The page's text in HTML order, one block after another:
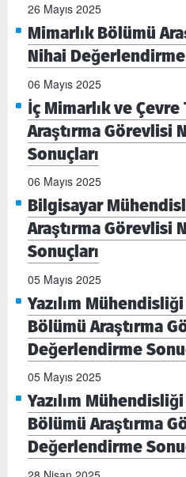
26 Mayıs 2025
Mimarlık Bölümü
Nihai Değerlendirme
06 Mayıs 2025
İç Mimarlık ve Çevre
Araştırma Görevlisi
Sonuçları
06 Mayıs 2025
Bilgisayar
Araştırma Görevlisi
Sonuçları
05 Mayıs 2025
Yazılım
Bölümü Araştırma
Değerlendirme
05 Mayıs 2025
Yazılım
Bölümü Araştırma
Değerlendirme